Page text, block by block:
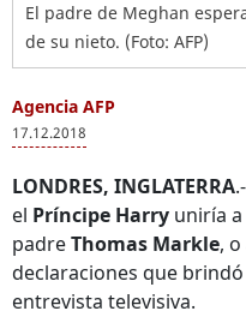
El padre de Meghan
de su nieto. (Foto: AFP)
Agencia AFP
17.12.2018
LONDRES, INGLATERRA
el Príncipe Harry uniría
padreThomas Markle,
declaraciones que
entrevista televisiva.